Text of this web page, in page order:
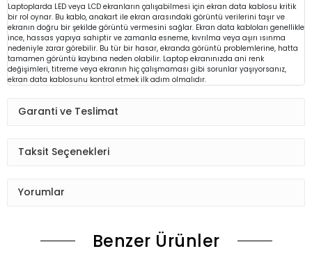
Laptoplarda LED veya LCD ekranların çalışabilmesi için ekran data kablosu kritik
bir rol oynar. Bu kablo, anakart ile ekran arasındaki görüntü verilerini taşır ve
ekranın doğru bir şekilde görüntü vermesini sağlar. Ekran data kabloları genellikle
ince, hassas yapıya sahiptir ve zamanla esneme, kıvrılma veya aşırı ısınma
nedeniyle zarar görebilir. Bu tür bir hasar, ekranda görüntü problemlerine, hatta
tamamen görüntü kaybına neden olabilir. Laptop ekranınızda ani renk
değişimleri, titreme veya ekranın hiç çalışmaması gibi sorunlar yaşıyorsanız,
ekran data kablosunu kontrol etmek ilk adım olmalıdır.
Garanti ve Teslimat
Taksit Seçenekleri
Yorumlar
Benzer Ürünler